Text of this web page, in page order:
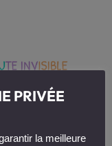
PRIVÉE
la meilleure